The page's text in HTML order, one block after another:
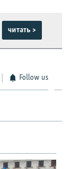
читать >
Follow us